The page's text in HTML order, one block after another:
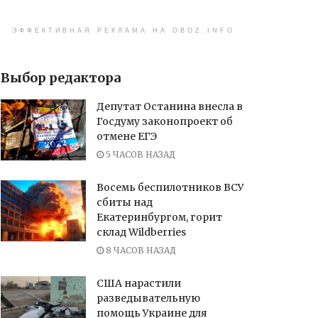
ЭФФЕКТИВНАЯ РЕКЛАМА НА OBOZ.INFO
Выбор редактора
Депутат Останина внесла в
Госдуму законопроект об
отмене ЕГЭ
5 ЧАСОВ НАЗАД
Восемь беспилотников ВСУ
сбиты над
Екатеринбургом, горит
склад Wildberries
8 ЧАСОВ НАЗАД
США нарастили
разведывательную
помощь Украине для